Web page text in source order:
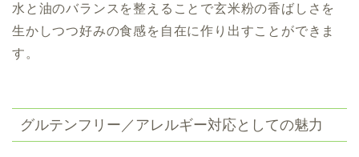
水と油のバランスを整えることで玄米粉の香ばしさを
生かしつつ好みの食感を自在に作り出すことができま
す。
グルテンフリー／アレルギー対応としての魅力